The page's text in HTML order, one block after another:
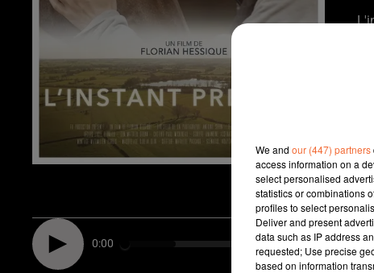
0:00
We and our (447) partners
access information on a
select personalised
statistics or combinations
profiles to select
Deliver and present
data such as IP address
requested; Use precise
based on information